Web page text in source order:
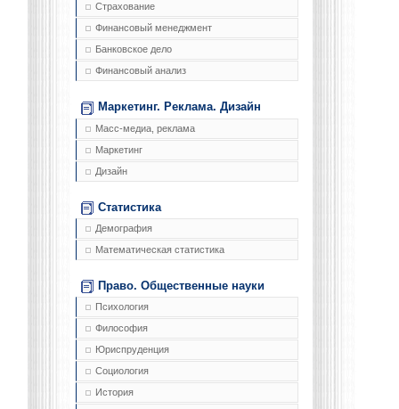
Страхование
Финансовый менеджмент
Банковское дело
Финансовый анализ
Маркетинг. Реклама. Дизайн
Масс-медиа, реклама
Маркетинг
Дизайн
Статистика
Демография
Математическая статистика
Право. Общественные науки
Психология
Философия
Юриспруденция
Социология
История